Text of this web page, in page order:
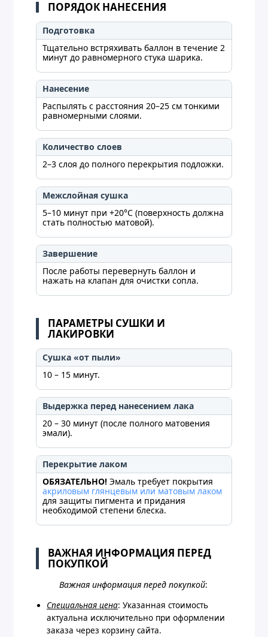
ПОРЯДОК НАНЕСЕНИЯ
Подготовка
Тщательно встряхивать баллон в течение 2
минут до равномерного стука шарика.
Нанесение
Распылять с расстояния 20–25 см тонкими
равномерными слоями.
Количество слоев
2–3 слоя до полного перекрытия подложки.
Межслойная сушка
5–10 минут при +20°C (поверхность должна
стать полностью матовой).
Завершение
После работы перевернуть баллон и
нажать на клапан для очистки сопла.
ПАРАМЕТРЫ СУШКИ И
ЛАКИРОВКИ
Сушка «от пыли»
10 – 15 минут.
Выдержка перед нанесением лака
20 – 30 минут (после полного матовения
эмали).
Перекрытие лаком
ОБЯЗАТЕЛЬНО! Эмаль требует покрытия
акриловым глянцевым или матовым лаком
для защиты пигмента и придания
необходимой степени блеска.
ВАЖНАЯ ИНФОРМАЦИЯ ПЕРЕД
ПОКУПКОЙ
Важная информация перед покупкой:
Специальная цена: Указанная стоимость
актуальна исключительно при оформлении
заказа через корзину сайта.